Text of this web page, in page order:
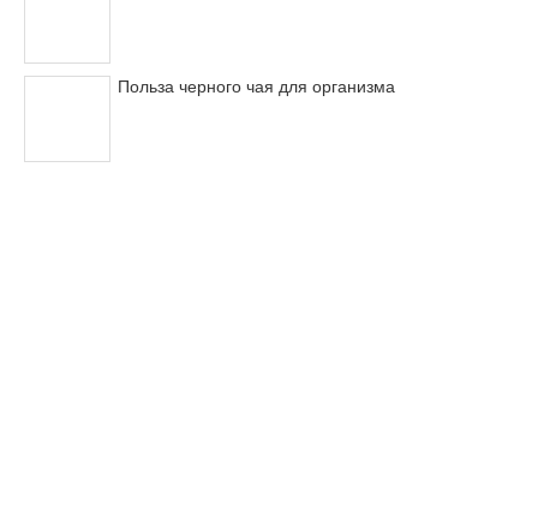
Польза черного чая для организма